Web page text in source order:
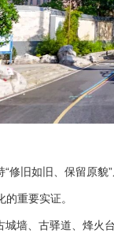
“修旧如旧、保留原
重要实证。
城墙、古驿道、烽火